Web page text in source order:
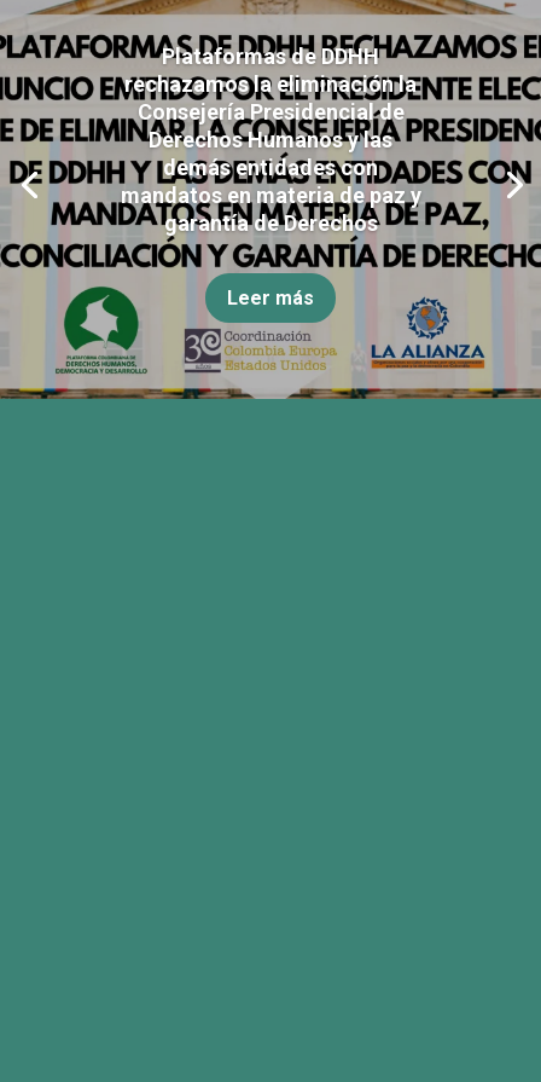
Plataformas de DDHH
rechazamos la eliminación la
Consejería Presidencial de
Derechos Humanos y las
demás entidades con
mandatos en materia de paz y
garantía de Derechos
Leer más